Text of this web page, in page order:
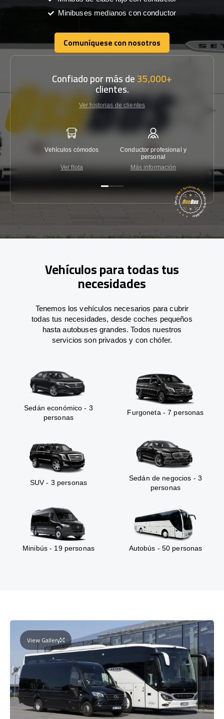
Minibuses medianos con conductor
Comuníquese con nosotros
Comuníquese con nosotros
Confiado por más de35,000+
clientes.
Ver historias de clientes
Vehículos cómodos
Ver flota
Conductor profesional y
personal
Más información
Vehículos para todas tus
necesidades
Tenemos los vehículos necesarios para cubrir
todas tus necesidades, desde coches pequeños
hasta autobuses grandes. Todos nuestros
servicios son privados y con chófer.
Sedán económico - 3
personas
Furgoneta - 7 personas
SUV - 3 personas
Sedán de negocios - 3
personas
Minibús - 19 personas Autobús - 50 personas
View Gallery